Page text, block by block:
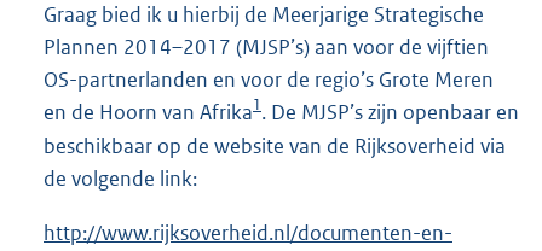
Graag bied ik u hierbij de Meerjarige Strategische
Plannen 2014–2017 (MJSP’s) aan voor de vijftien
OS-partnerlanden en voor de regio’s Grote Meren
en de Hoorn van Afrika1. De MJSP’s zijn openbaar en
beschikbaar op de website van de Rijksoverheid via
de volgende link:
E
http://www.rijksoverheid.nl/documenten-en-